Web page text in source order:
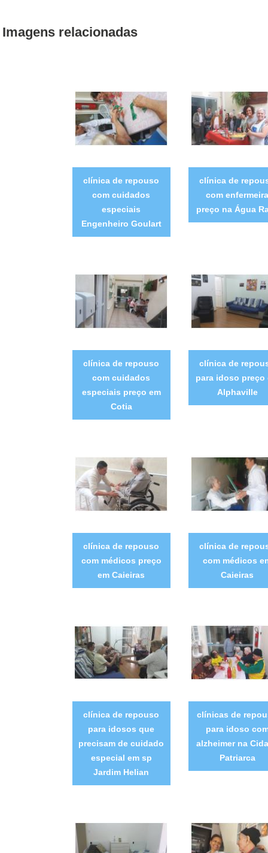
Imagens relacionadas
clínica de repouso
com cuidados
especiais
Engenheiro Goulart
clínica de
com enfermeira
preço na Água
clínica de repouso
com cuidados
especiais preço em
Cotia
clínica de
para idoso preço
Alphaville
clínica de repouso
com médicos preço
em Caieiras
clínica de
com médicos
Caieiras
clínica de repouso
para idosos que
precisam de cuidado
especial em sp
Jardim Helian
clínicas de
para idoso
alzheimer na
Patriarca